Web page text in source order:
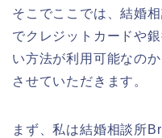
そこでここでは、結婚
でクレジットカードや
い方法が利用可能なの
させていただきます。
まず、私は結婚相談所